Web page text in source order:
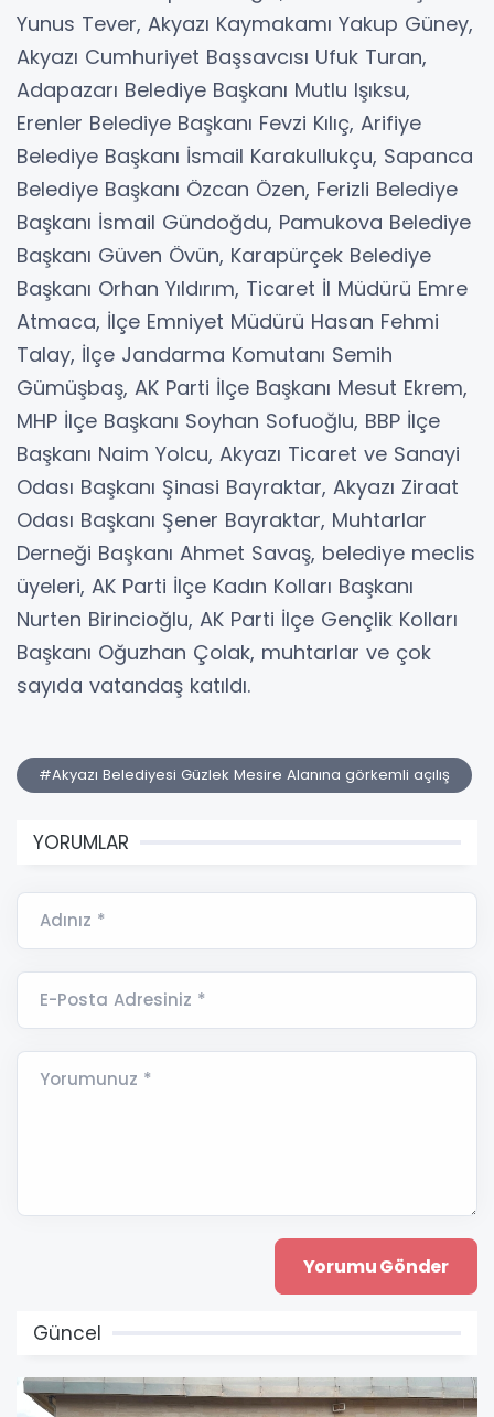
Yunus Tever, Akyazı Kaymakamı Yakup Güney,
Akyazı Cumhuriyet Başsavcısı Ufuk Turan,
Adapazarı Belediye Başkanı Mutlu Işıksu,
Erenler Belediye Başkanı Fevzi Kılıç, Arifiye
Belediye Başkanı İsmail Karakullukçu, Sapanca
Belediye Başkanı Özcan Özen, Ferizli Belediye
Başkanı İsmail Gündoğdu, Pamukova Belediye
Başkanı Güven Övün, Karapürçek Belediye
Başkanı Orhan Yıldırım, Ticaret İl Müdürü Emre
Atmaca, İlçe Emniyet Müdürü Hasan Fehmi
Talay, İlçe Jandarma Komutanı Semih
Gümüşbaş, AK Parti İlçe Başkanı Mesut Ekrem,
MHP İlçe Başkanı Soyhan Sofuoğlu, BBP İlçe
Başkanı Naim Yolcu, Akyazı Ticaret ve Sanayi
Odası Başkanı Şinasi Bayraktar, Akyazı Ziraat
Odası Başkanı Şener Bayraktar, Muhtarlar
Derneği Başkanı Ahmet Savaş, belediye meclis
üyeleri, AK Parti İlçe Kadın Kolları Başkanı
Nurten Birincioğlu, AK Parti İlçe Gençlik Kolları
Başkanı Oğuzhan Çolak, muhtarlar ve çok
sayıda vatandaş katıldı.
#Akyazı Belediyesi Güzlek Mesire Alanına görkemli açılış
YORUMLAR
Adınız *
E-Posta Adresiniz *
Yorumunuz *
Güncel